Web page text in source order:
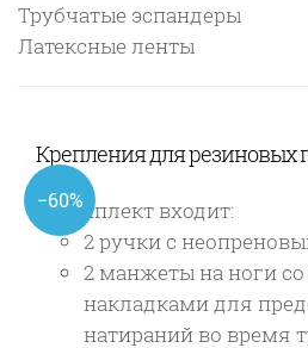
Трубчатые эспандеры
Латексные ленты
−60%
Крепления для резиновых
В комплект входит:
2 ручки с
2 манжеты на ноги
накладками для
натираний во время